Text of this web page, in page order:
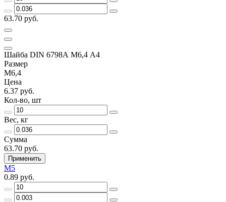
63.70 руб.
Шайба DIN 6798А М6,4 А4
Размер
М6,4
Цена
6.37 руб.
Кол-во, шт
Вес, кг
Сумма
63.70 руб.
Применить
М5
0.89 руб.